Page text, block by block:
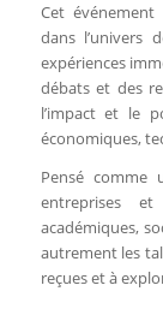
Nom*
Email*
Cet
dans l’univers
expériences
débats et des
l’impact et le
économiques,
Pensé comme
entreprises
académiques,
autrement les
reçues et à